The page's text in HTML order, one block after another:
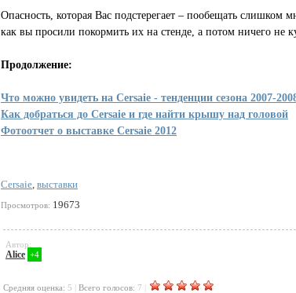
Опасность, которая Вас подстерегает – пообещать слишком
как вы просили покормить их на стенде, а потом ничего не
Продолжение:
Что можно увидеть на Cersaie - тенденции сезона 2007-
Как добраться до Cersaie и где найти крышу над головой
Фотоотчет о выставке Cersaie 2012
Cersaie выставки
Просмотров: 19673
Автор:
Alice +4
Cредняя оценка: 5 Всего голосов: 7